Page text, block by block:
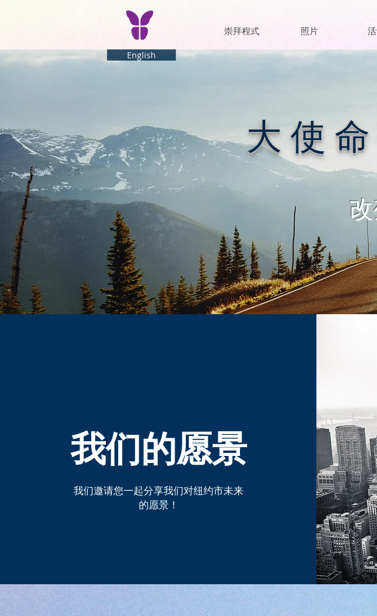
崇拜程式 照片
English
大 使
我们的愿景
我们邀请您一起分享我们对纽约市未来
的愿景！